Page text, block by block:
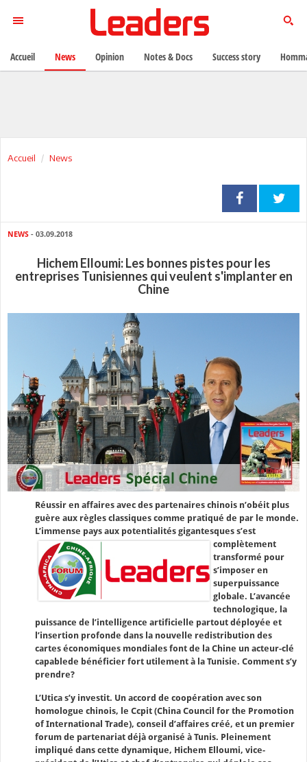
Accueil News
NEWS - 03.09.2018
Hichem Elloumi: Les bonnes pistes pour les
entreprises Tunisiennes qui veulent s'implanter en
Chine
Réussir en affaires avec des partenaires chinois n’obéit plus
guère aux règles classiques comme pratiqué de par le monde.
L’immense pays aux potentialités gigantesques s’est
complètement
transformé pour
s’imposer en
superpuissance
globale. L’avancée
technologique, la
puissance de l’intelligence artificielle partout déployée et
l’insertion profonde dans la nouvelle redistribution des
cartes économiques mondiales font de la Chine un acteur-clé
capablede bénéficier fort utilement à la Tunisie. Comment s’y
prendre?
L’Utica s’y investit. Un accord de coopération avec son
homologue chinois, le Ccpit (China Council for the Promotion
of International Trade), conseil d’affaires créé, et un premier
forum de partenariat déjà organisé à Tunis. Pleinement
impliqué dans cette dynamique, Hichem Elloumi, vice-
Accueil News Opinion Notes & Docs Success story